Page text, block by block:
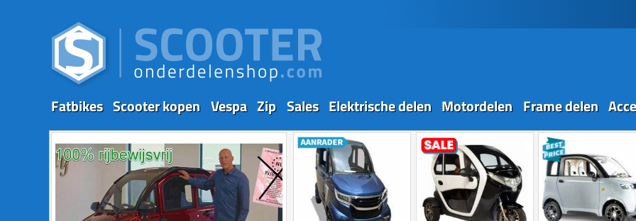
Fatbikes Scooter kopen Vespa Zip Sales Elektrische delen Motordelen Frame delen